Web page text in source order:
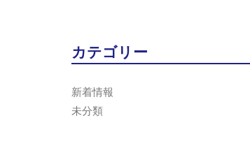
カテゴリー
新着情報
未分類